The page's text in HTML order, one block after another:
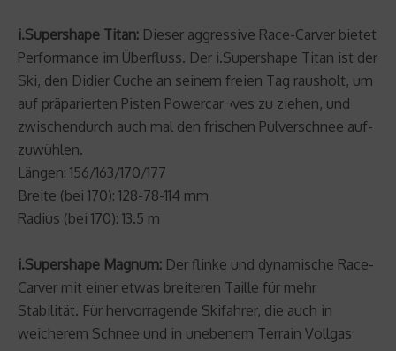
i.Supershape Titan: Dieser aggressive Race-Carver bietet
Performance im Überfluss. Der i.Supershape Titan ist der
Ski, den Didier Cuche an seinem freien Tag rausholt, um
auf präparierten Pisten Powercar¬ves zu ziehen, und
zwischendurch auch mal den frischen Pulverschnee auf-
zuwühlen.
Längen: 156/163/170/177
Breite (bei 170): 128-78-114 mm
Radius (bei 170): 13.5 m
i.Supershape Magnum: Der flinke und dynamische Race-
Carver mit einer etwas breiteren Taille für mehr
Stabilität. Für hervorragende Skifahrer, die auch in
weicherem Schnee und in unebenem Terrain Vollgas